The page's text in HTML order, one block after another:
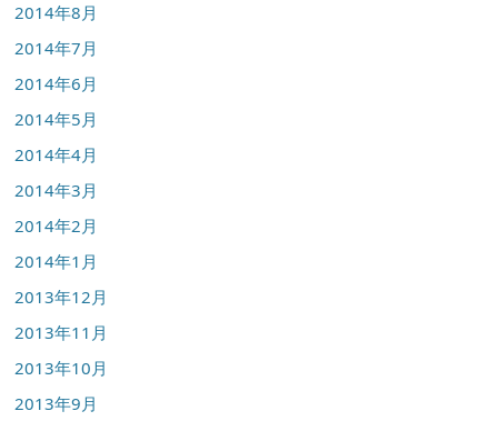
2014年8月
2014年7月
2014年6月
2014年5月
2014年4月
2014年3月
2014年2月
2014年1月
2013年12月
2013年11月
2013年10月
2013年9月